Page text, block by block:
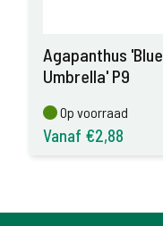
Agapanthus 'Blue
Umbrella' P9
Op voorraad
Op voorraad
Vanaf €2,88